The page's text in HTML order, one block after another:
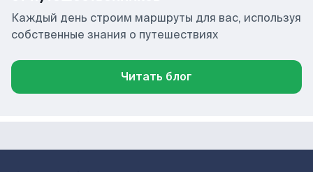
Каждый день строим маршруты для вас, используя
собственные знания о путешествиях
Читать блог